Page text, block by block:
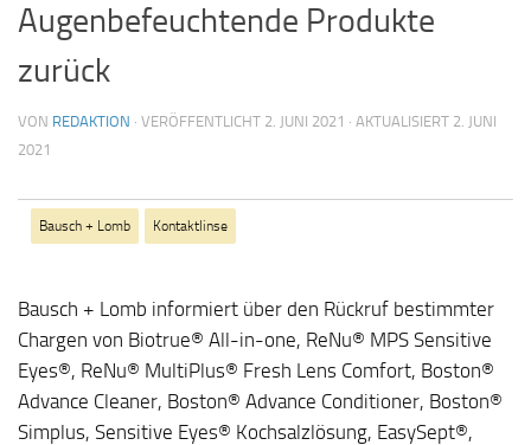
Augenbefeuchtende Produkte
zurück
VON REDAKTION · VERÖFFENTLICHT 2. JUNI 2021 · AKTUALISIERT 2. JUNI
2021
Bausch + Lomb Kontaktlinse
Bausch + Lomb informiert über den Rückruf bestimmter
Chargen von Biotrue® All-in-one, ReNu® MPS Sensitive
Eyes®, ReNu® MultiPlus® Fresh Lens Comfort, Boston®
Advance Cleaner, Boston® Advance Conditioner, Boston®
Simplus, Sensitive Eyes® Kochsalzlösung, EasySept®,